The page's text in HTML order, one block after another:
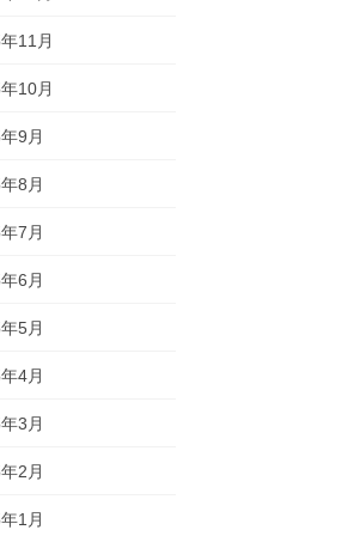
11月
10月
9月
8月
7月
6月
5月
4月
3月
2月
1月